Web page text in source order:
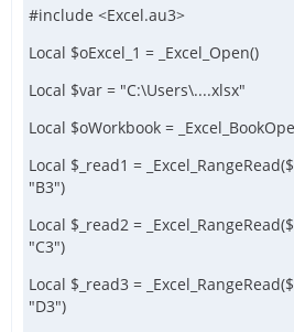
#include <Excel.au3>
Local $oExcel_1 = _Excel_Open()
Local $var = "C:\Users\....xlsx"
Local $oWorkbook =
Local $_read1 =
"B3")
Local $_read2 =
"C3")
Local $_read3 =
"D3")